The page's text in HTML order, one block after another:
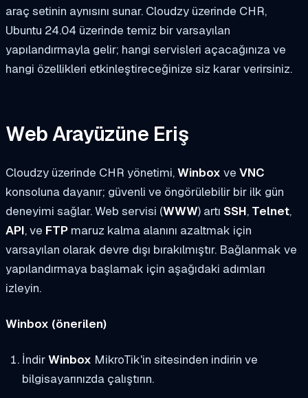
araç setinin aynısını sunar. Cloudzy üzerinde CHR,
Ubuntu 24.04 üzerinde temiz bir varsayılan
yapılandırmayla gelir; hangi servisleri açacağınıza ve
hangi özellikleri etkinleştireceğinize siz karar verirsiniz.
Web Arayüzüne Eriş
Cloudzy üzerinde CHR yönetimi,Winbox ve VNC
konsoluna dayanır; güvenli ve öngörülebilir bir ilk gün
deneyimi sağlar. Web servisi (WWW) artı SSH, Telnet,
API, ve FTP maruz kalma alanını azaltmak için
varsayılan olarak devre dışı bırakılmıştır. Bağlanmak ve
yapılandırmaya başlamak için aşağıdaki adımları
izleyin.
Winbox (önerilen)
İndirWinbox MikroTik'in sitesinden indirin ve
bilgisayarınızda çalıştırın.